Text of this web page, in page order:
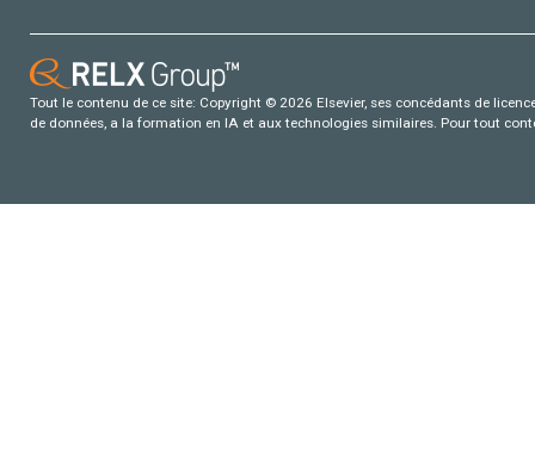
Tout le contenu de ce site: Copyright © 2026 Elsevier, ses concédants de
de données, a la formation en IA et aux technologies similaires. Pour tout